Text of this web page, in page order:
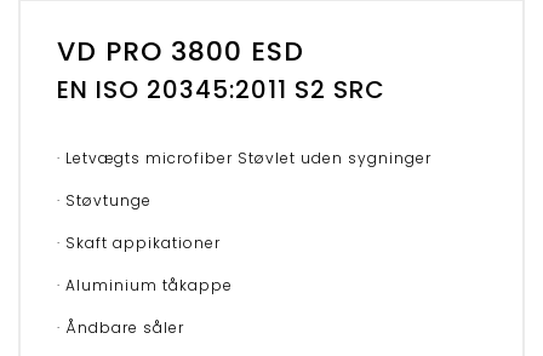
VD PRO 3800 ESD
EN ISO 20345:2011 S2 SRC
· Letvægts microfiber Støvlet uden sygninger
· Støvtunge
· Skaft appikationer
· Aluminium tåkappe
· Åndbare såler